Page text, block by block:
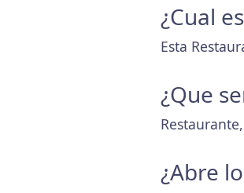
¿Cual
Esta
¿Que
¿Abre